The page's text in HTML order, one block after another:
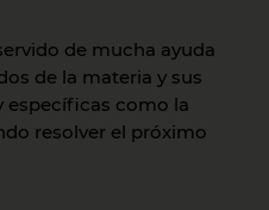
de mucha ayuda
de la materia y sus
específicas como la
resolver el próximo